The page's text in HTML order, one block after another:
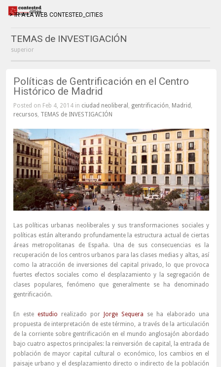
> IR A LA WEB CONTESTED_CITIES
TEMAS de INVESTIGACIÓN
superior
Políticas de Gentrificación en el Centro
Histórico de Madrid
Posted on Feb 4, 2014 in ciudad neoliberal gentrificación Madrid
recursos, TEMAS de INVESTIGACIÓN
Las políticas urbanas neoliberales y sus transformaciones sociales y
políticas están alterando profundamente la estructura actual de ciertas
áreas metropolitanas de España. Una de sus consecuencias es la
recuperación de los centros urbanos para las clases medias y altas, así
como la atracción de inversiones del capital privado, lo que provoca
fuertes efectos sociales como el desplazamiento y la segregación de
clases populares, fenómeno que generalmente se ha denominado
gentrificación.
En este estudio realizado por Jorge Sequera se ha elaborado una
propuesta de interpretación de este término, a través de la articulación
de la corriente sobre gentrificación en el mundo anglosajón abordado
bajo cuatro aspectos principales: la reinversión de capital, la entrada de
población de mayor capital cultural o económico, los cambios en el
paisaje urbano y el desplazamiento directo o indirecto de la población